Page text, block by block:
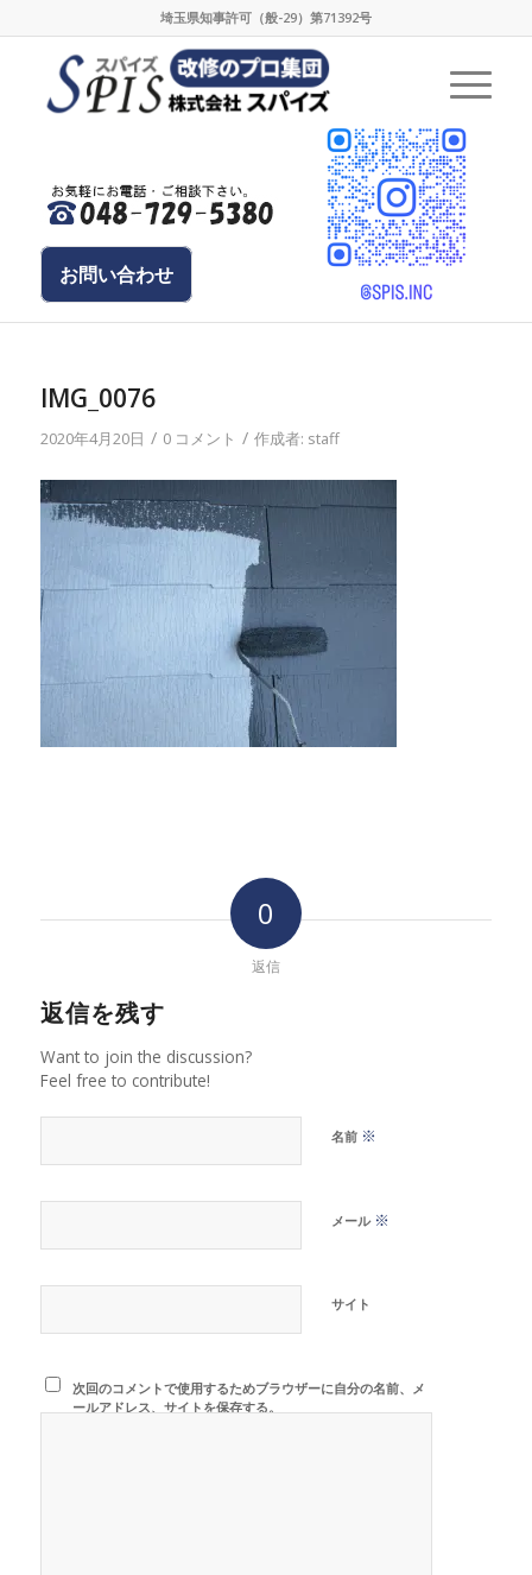
埼玉県知事許可（般-29）第71392号
お問い合わせ
IMG_0076
2020年4月20日 / 0 コメント / 作成者: staff
0
返信
返信を残す
Want to join the discussion?
Feel free to contribute!
名前 ※
メール ※
サイト
次回のコメントで使用するためブラウザーに自分の名前、メ
ールアドレス、サイトを保存する。